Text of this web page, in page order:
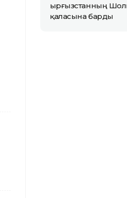
Қырғызстанның
қаласына барды